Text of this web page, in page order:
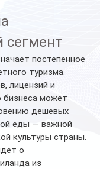
постепенное
туризма.
лицензий и
бизнеса может
дешевых
еды — важной
культуры страны.
о
из